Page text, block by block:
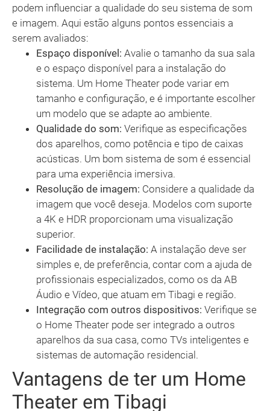
podem influenciar a qualidade do seu sistema de som
e imagem. Aqui estão alguns pontos essenciais a
serem avaliados:
Espaço disponível: Avalie o tamanho da sua sala
e o espaço disponível para a instalação do
sistema. Um Home Theater pode variar em
tamanho e configuração, e é importante escolher
um modelo que se adapte ao ambiente.
Qualidade do som: Verifique as especificações
dos aparelhos, como potência e tipo de caixas
acústicas. Um bom sistema de som é essencial
para uma experiência imersiva.
Resolução de imagem: Considere a qualidade da
imagem que você deseja. Modelos com suporte
a 4K e HDR proporcionam uma visualização
superior.
Facilidade de instalação: A instalação deve ser
simples e, de preferência, contar com a ajuda de
profissionais especializados, como os da AB
Áudio e Vídeo, que atuam em Tibagi e região.
Integração com outros dispositivos: Verifique se
o Home Theater pode ser integrado a outros
aparelhos da sua casa, como TVs inteligentes e
sistemas de automação residencial.
Vantagens de ter um Home
Theater em Tibagi